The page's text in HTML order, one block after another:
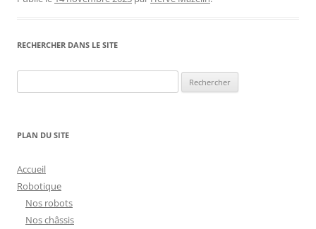
RECHERCHER DANS LE SITE
PLAN DU SITE
Accueil
Robotique
Nos robots
Nos châssis